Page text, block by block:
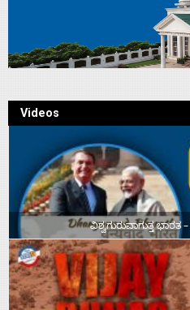
Videos
ವಿಶ್ವಗುರುವಾಗುತ್ತ ಭಾರತ